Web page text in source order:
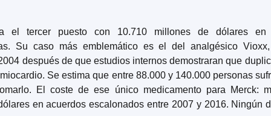
el tercer puesto con 10.710 millones de dólares en
Su caso más emblemático es el del analgésico
después de que estudios internos demostraran que
Se estima que entre 88.000 y 140.000 personas
El coste de ese único medicamento para Merck:
en acuerdos escalonados entre 2007 y 2016. Ningún